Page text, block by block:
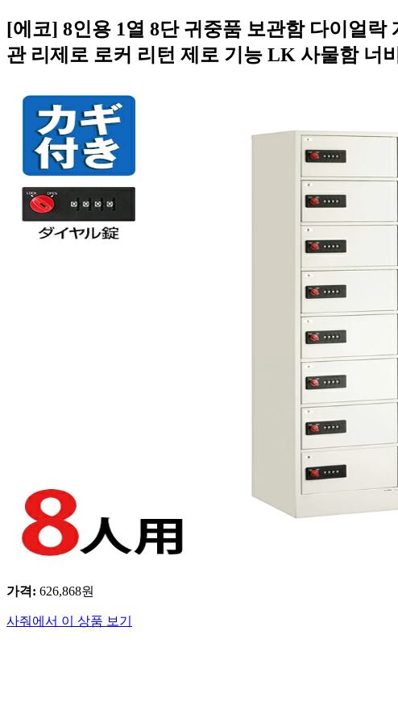
[에코] 8인용 1열 8단 귀중품 보관함 다이얼
관 리제로 로커 리턴 제로 기능 LK 사물함 너
가격: 626,868원
사줘에서 이 상품 보기